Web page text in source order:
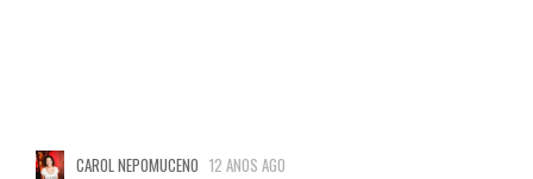
CAROL NEPOMUCENO 12 ANOS AGO